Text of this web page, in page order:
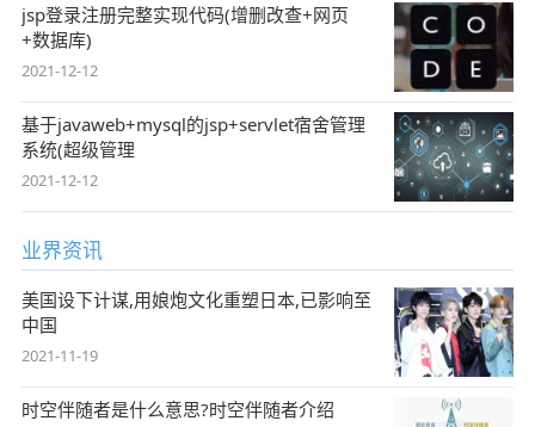
jsp登录注册完整实现代码(增删改查+网页
+数据库)
2021-12-12
基于javaweb+mysql的jsp+servlet宿舍管理
系统(超级管理
2021-12-12
业界资讯
美国设下计谋,用娘炮文化重塑日本,已影响至
中国
2021-11-19
时空伴随者是什么意思?时空伴随者介绍